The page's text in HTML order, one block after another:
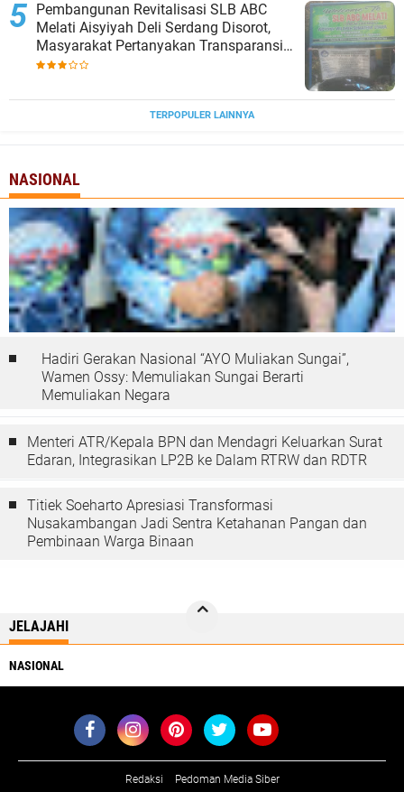
‎Pembangunan Revitalisasi SLB ABC
Melati Aisyiyah Deli Serdang Disorot,
Masyarakat Pertanyakan Transparansi
dan Pagu Anggaran
TERPOPULER LAINNYA
NASIONAL
Hadiri Gerakan Nasional “AYO Muliakan Sungai”,
Wamen Ossy: Memuliakan Sungai Berarti
Memuliakan Negara
Menteri ATR/Kepala BPN dan Mendagri Keluarkan Surat
Edaran, Integrasikan LP2B ke Dalam RTRW dan RDTR
Titiek Soeharto Apresiasi Transformasi
Nusakambangan Jadi Sentra Ketahanan Pangan dan
Pembinaan Warga Binaan
JELAJAHI
NASIONAL
Redaksi Pedoman Media Siber